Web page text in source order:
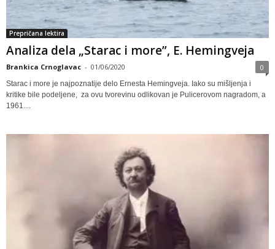
Prepričana lektira
Analiza dela „Starac i more”, E. Hemingveja
Brankica Crnoglavac - 01/06/2020 0
Starac i more je najpoznatije delo Ernesta Hemingveja. Iako su mišljenja i
kritike bile podeljene, za ovu tvorevinu odlikovan je Pulicerovom nagradom, a
1961....